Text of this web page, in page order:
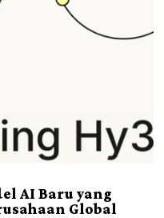
AI Baru yang
Global